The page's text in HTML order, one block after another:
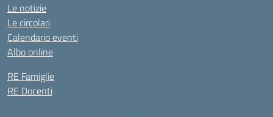
Le notizie
Le circolari
Calendario eventi
Albo online
RE Famiglie
RE Docenti